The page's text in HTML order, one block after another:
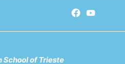
School of Trieste